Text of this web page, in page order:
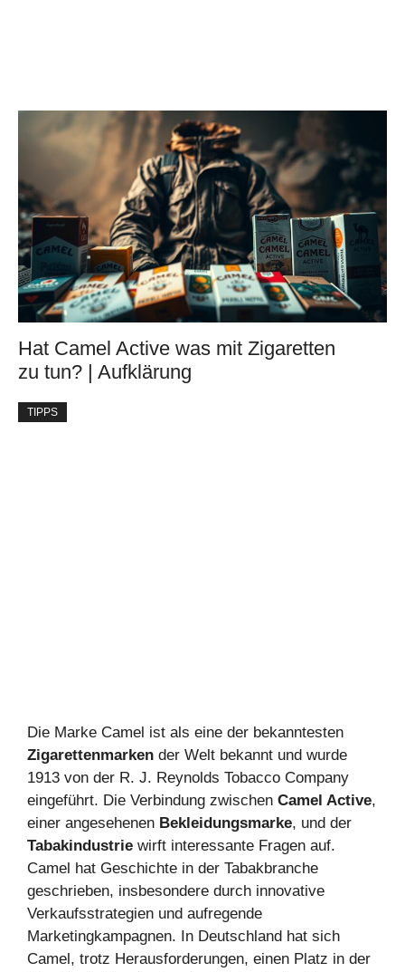
Hat Camel Active was mit Zigaretten
zu tun? | Aufklärung
TIPPS
Die Marke Camel ist als eine der bekanntesten
Zigarettenmarken der Welt bekannt und wurde
1913 von der R. J. Reynolds Tobacco Company
eingeführt. Die Verbindung zwischen Camel Active,
einer angesehenen Bekleidungsmarke, und der
Tabakindustrie wirft interessante Fragen auf.
Camel hat Geschichte in der Tabakbranche
geschrieben, insbesondere durch innovative
Verkaufsstrategien und aufregende
Marketingkampagnen. In Deutschland hat sich
Camel, trotz Herausforderungen, einen Platz in der